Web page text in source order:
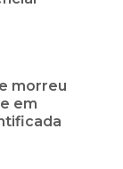
morreu
em